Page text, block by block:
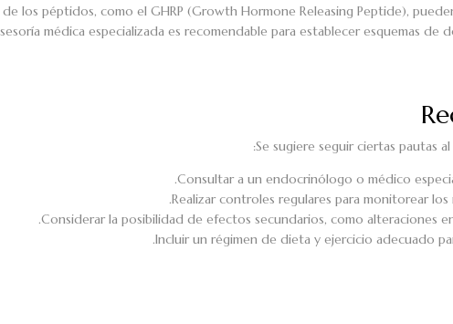
los péptidos, como el GHRP (Growth Hormone Releasing Peptide),
médica especializada es recomendable para establecer esquemas
Se sugiere seguir ciertas pautas
Consultar a un endocrinólogo o médico
Realizar controles regulares para monitorear
Considerar la posibilidad de efectos secundarios, como alteraciones
Incluir un régimen de dieta y ejercicio adecuado